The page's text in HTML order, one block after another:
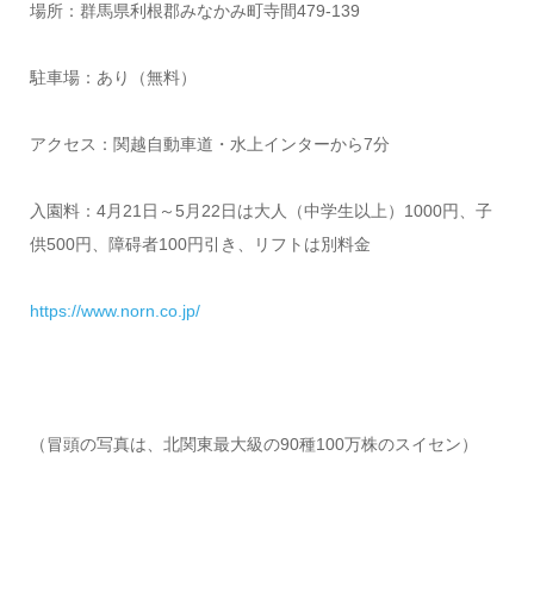
場所： 群馬県利根郡みなかみ町寺間479-139
駐車場：あり （無料）
アクセス： 関越自動車道・水上インターから7分
入園料： 4月21日～ 5月22日は大人（中学生以上） 1000円、子
供500円、障碍者100円引き、リフトは別料金
https://www.norn.co.jp/
（冒頭の写真は、北関東最大級の90種100万株のスイセン）